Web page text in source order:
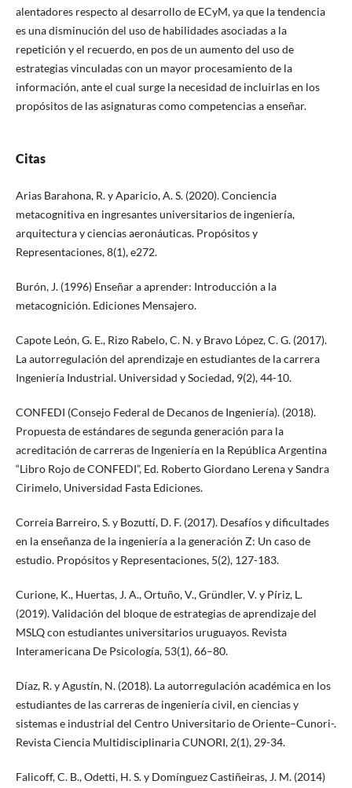
alentadores respecto al desarrollo de ECyM, ya que la tendencia
es una disminución del uso de habilidades asociadas a la
repetición y el recuerdo, en pos de un aumento del uso de
estrategias vinculadas con un mayor procesamiento de la
información, ante el cual surge la necesidad de incluirlas en los
propósitos de las asignaturas como competencias a enseñar.
Citas
Arias Barahona, R. y Aparicio, A. S. (2020). Conciencia
metacognitiva en ingresantes universitarios de ingeniería,
arquitectura y ciencias aeronáuticas. Propósitos y
Representaciones, 8(1), e272.
Burón, J. (1996) Enseñar a aprender: Introducción a la
metacognición. Ediciones Mensajero.
Capote León, G. E., Rizo Rabelo, C. N. y Bravo López, C. G. (2017).
La autorregulación del aprendizaje en estudiantes de la carrera
Ingeniería Industrial. Universidad y Sociedad, 9(2), 44-10.
CONFEDI (Consejo Federal de Decanos de Ingeniería). (2018).
Propuesta de estándares de segunda generación para la
acreditación de carreras de Ingeniería en la República Argentina
“Libro Rojo de CONFEDI”, Ed. Roberto Giordano Lerena y Sandra
Cirimelo, Universidad Fasta Ediciones.
Correia Barreiro, S. y Bozuttí, D. F. (2017). Desafíos y dificultades
en la enseñanza de la ingeniería a la generación Z: Un caso de
estudio. Propósitos y Representaciones, 5(2), 127-183.
Curione, K., Huertas, J. A., Ortuño, V., Gründler, V. y Píriz, L.
(2019). Validación del bloque de estrategias de aprendizaje del
MSLQ con estudiantes universitarios uruguayos. Revista
Interamericana De Psicología, 53(1), 66–80.
Díaz, R. y Agustín, N. (2018). La autorregulación académica en los
estudiantes de las carreras de ingeniería civil, en ciencias y
sistemas e industrial del Centro Universitario de Oriente–Cunori-.
Revista Ciencia Multidisciplinaria CUNORI, 2(1), 29-34.
Falicoff, C. B., Odetti, H. S. y Domínguez Castiñeiras, J. M. (2014)